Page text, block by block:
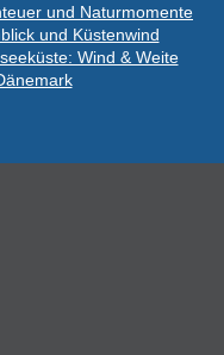
und Naturmomente
und Küstenwind
Wind & Weite